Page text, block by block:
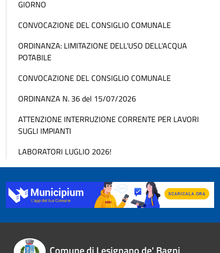
GIORNO
CONVOCAZIONE DEL CONSIGLIO COMUNALE
ORDINANZA: LIMITAZIONE DELL'USO DELL'ACQUA
POTABILE
CONVOCAZIONE DEL CONSIGLIO COMUNALE
ORDINANZA N. 36 del 15/07/2026
ATTENZIONE INTERRUZIONE CORRENTE PER LAVORI
SUGLI IMPIANTI
LABORATORI LUGLIO 2026!